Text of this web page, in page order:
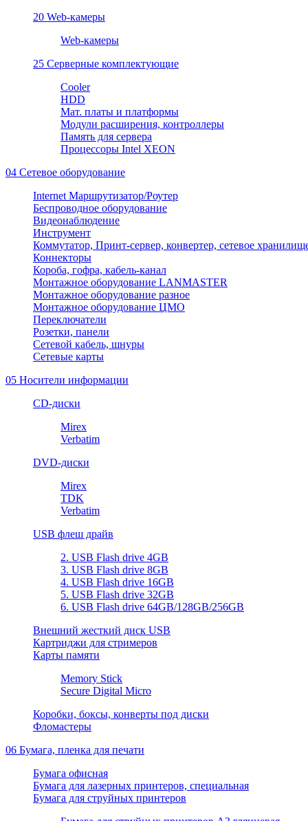
20 Web-камеры
Web-камеры
25 Серверные комплектующие
Cooler
HDD
Мат. платы и платформы
Модули расширения, контроллеры
Память для сервера
Процессоры Intel XEON
04 Сетевое оборудование
Internet Маршрутизатор/Роутер
Беспроводное оборудование
Видеонаблюдение
Инструмент
Коммутатор, Принт-сервер, конвертер, сетевое
Коннекторы
Короба, гофра, кабель-канал
Монтажное оборудование LANMASTER
Монтажное оборудование разное
Монтажное оборудование ЦМО
Переключатели
Розетки, панели
Сетевой кабель, шнуры
Сетевые карты
05 Носители информации
CD-диски
Mirex
Verbatim
DVD-диски
Mirex
TDK
Verbatim
USB флеш драйв
2. USB Flash drive 4GB
3. USB Flash drive 8GB
4. USB Flash drive 16GB
5. USB Flash drive 32GB
6. USB Flash drive 64GB/128GB/256GB
Внешний жесткий диск USB
Картриджи для стримеров
Карты памяти
Memory Stick
Secure Digital Micro
Коробки, боксы, конверты под диски
Фломастеры
06 Бумага, пленка для печати
Бумага офисная
Бумага для лазерных принтеров, специальная
Бумага для струйных принтеров